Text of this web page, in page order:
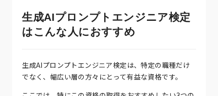
生成AIプロンプトエンジニア検定
はこんな人におすすめ
生成AIプロンプトエンジニア検定は、特定の職種だけ
でなく、幅広い層の方々にとって有益な資格です。